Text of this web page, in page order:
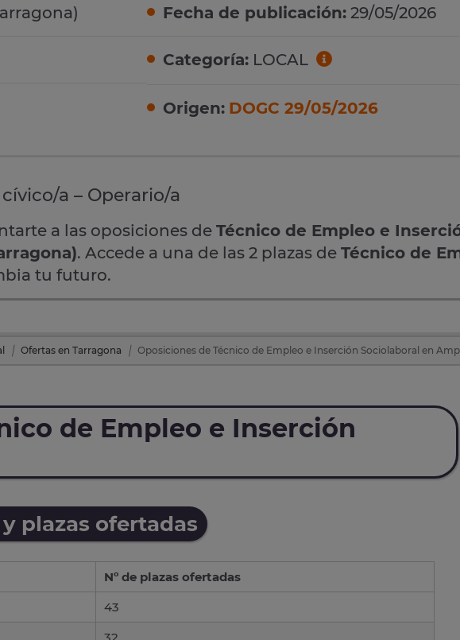
Fecha de publicación: 29/05/2026
Categoría: LOCAL
Origen: DOGC 29/05/2026
a – Operario/a
a las oposiciones de Técnico de Empleo e
. Accede a una de las 2 plazas de Técnico de
tu futuro.
Ofertas en Tarragona Oposiciones de Técnico de Empleo e Inserción Sociolaboral en
de Empleo e Inserción
plazas ofertadas
Nº de plazas ofertadas
43